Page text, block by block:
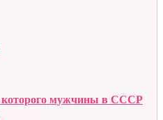
которого мужчины в СССР